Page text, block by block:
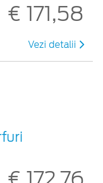
€ 171,58
Vezi detalii